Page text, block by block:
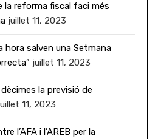
la reforma fiscal faci més
juillet 11, 2023
hora salven una Setmana
juillet 11, 2023
dècimes la previsió de
11, 2023
l’AFA i l’AREB per la